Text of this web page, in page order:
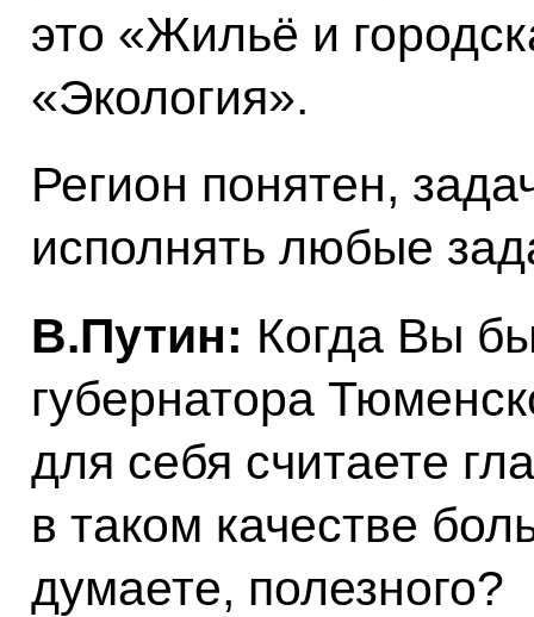
это «Жильё и
«Экология».
Регион понятен,
исполнять любые
В.Путин: Когда Вы
губернатора
для себя считаете
в таком качестве
думаете, полезного?